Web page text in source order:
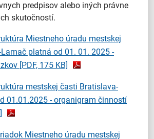
predpisov alebo iných právne
skutočností.
Miestneho úradu mestskej
platná od 01. 01. 2025 -
[PDF, 175 KB]
mestskej časti Bratislava-
01.01.2025 - organigram činností
Miestneho úradu mestskej